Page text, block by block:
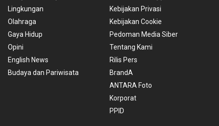
Lingkungan
Olahraga
Gaya Hidup
Opini
English News
Budaya dan Pariwisata
Kebijakan Privasi
Kebijakan Cookie
Pedoman Media Siber
Tentang Kami
Rilis Pers
BrandA
ANTARA Foto
Korporat
PPID